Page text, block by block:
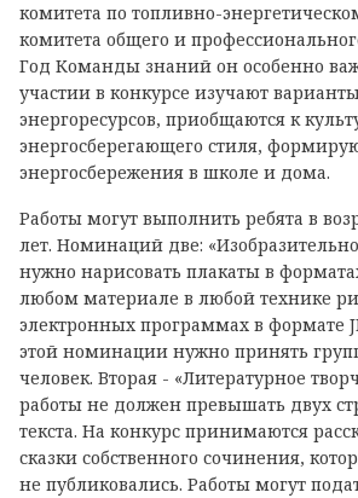
комитета по топливно-
комитета общего и
Год Команды знаний он особенно
участии в конкурсе изучают
энергоресурсов, приобщаются к
энергосберегающего стиля,
энергосбережения в школе и дома.
Работы могут выполнить ребята в
лет. Номинаций две:
нужно нарисовать плакаты в
любом материале в любой технике
электронных программах в формате
этой номинации нужно принять
человек. Вторая - «Литературное
работы не должен превышать двух
текста. На конкурс принимаются
сказки собственного сочинения,
не публиковались. Работы могут